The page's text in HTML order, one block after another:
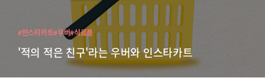
'적의 적은 친구'라는 우버와 인스타카트
#인스타카트#우버#식료품